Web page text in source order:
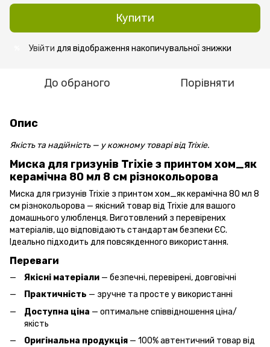
Купити
Увійти для відображення накопичувальної знижки
До обраного Порівняти
Опис
Якість та надійність — у кожному товарі від Trixie.
Миска для гризунів Trixie з принтом хом_як
керамічна 80 мл 8 см різнокольорова
Миска для гризунів Trixie з принтом хом_як керамічна 80 мл 8
см різнокольорова — якісний товар від Trixie для вашого
домашнього улюбленця. Виготовлений з перевірених
матеріалів, що відповідають стандартам безпеки ЄС.
Ідеально підходить для повсякденного використання.
Переваги
Якісні матеріали — безпечні, перевірені, довговічні
Практичність — зручне та просте у використанні
Доступна ціна — оптимальне співвідношення ціна/
якість
Оригінальна продукція — 100% автентичний товар від